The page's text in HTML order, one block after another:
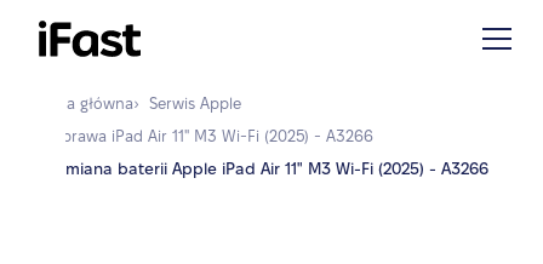
Strona główna› Serwis Apple
Naprawa iPad Air 11" M3 Wi-Fi (2025) - A3266
Wymiana baterii Apple iPad Air 11" M3 Wi-Fi (2025) - A3266